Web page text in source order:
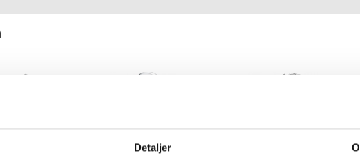
Detaljer